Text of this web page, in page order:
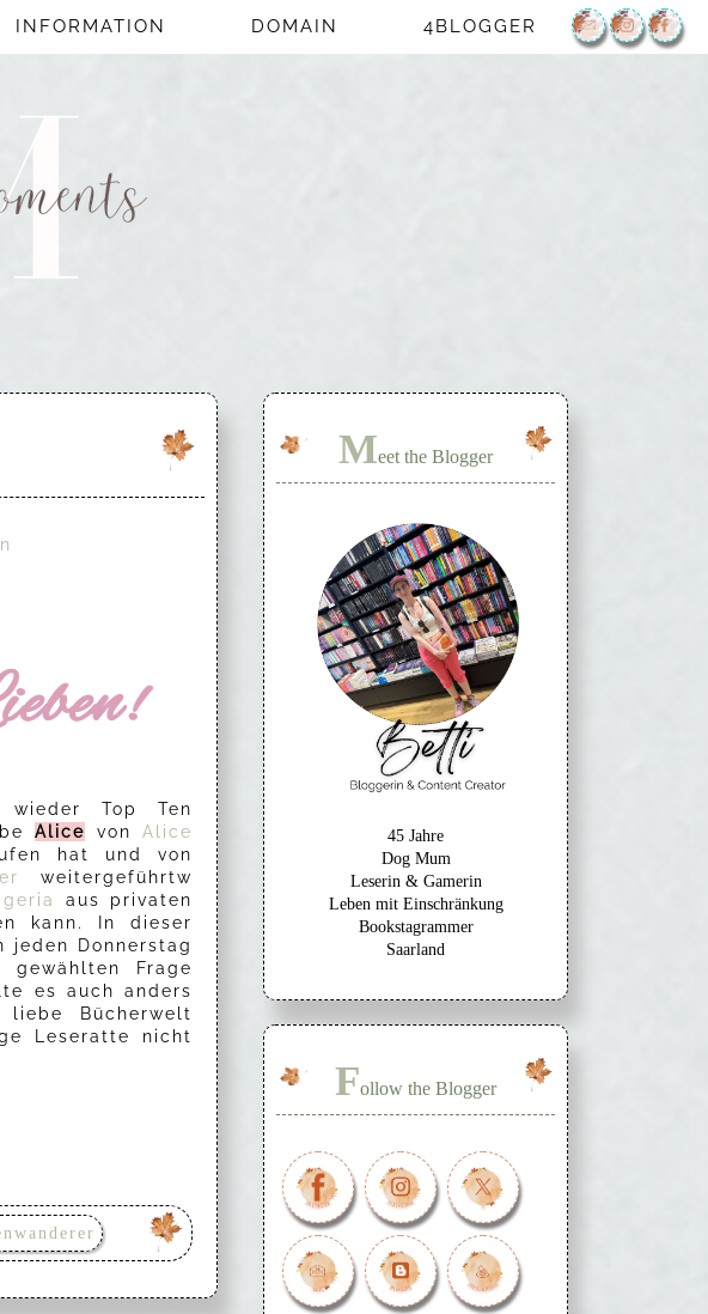
INFORMATION DOMAIN 4BLOGGER
Top Ten
Alice vonAlice
hat und von
weitergeführtw
aus privaten
kann. In dieser
jeden Donnerstag
Frage
es auch anders
Bücherwelt
Leseratte nicht
Meet the Blogger
45 Jahre
Dog Mum
Leserin & Gamerin
Leben mit Einschränkung
Bookstagrammer
Saarland
Follow the Blogger